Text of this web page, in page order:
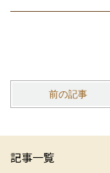
前の記事
記事一覧